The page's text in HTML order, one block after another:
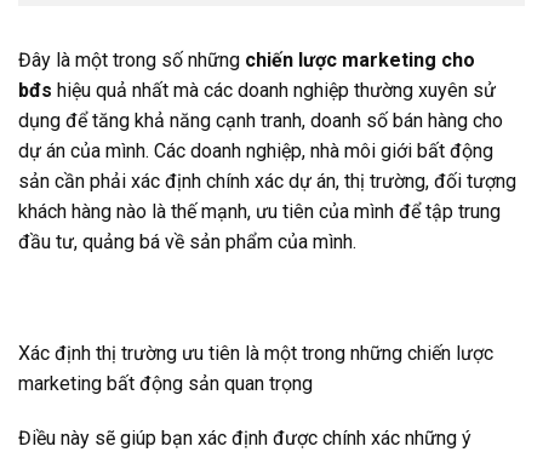
Đây là một trong số những chiến lược marketing cho
bđs hiệu quả nhất mà các doanh nghiệp thường xuyên sử
dụng để tăng khả năng cạnh tranh, doanh số bán hàng cho
dự án của mình. Các doanh nghiệp, nhà môi giới bất động
sản cần phải xác định chính xác dự án, thị trường, đối tượng
khách hàng nào là thế mạnh, ưu tiên của mình để tập trung
đầu tư, quảng bá về sản phẩm của mình.
Xác định thị trường ưu tiên là một trong những chiến lược
marketing bất động sản quan trọng
Điều này sẽ giúp bạn xác định được chính xác những ý